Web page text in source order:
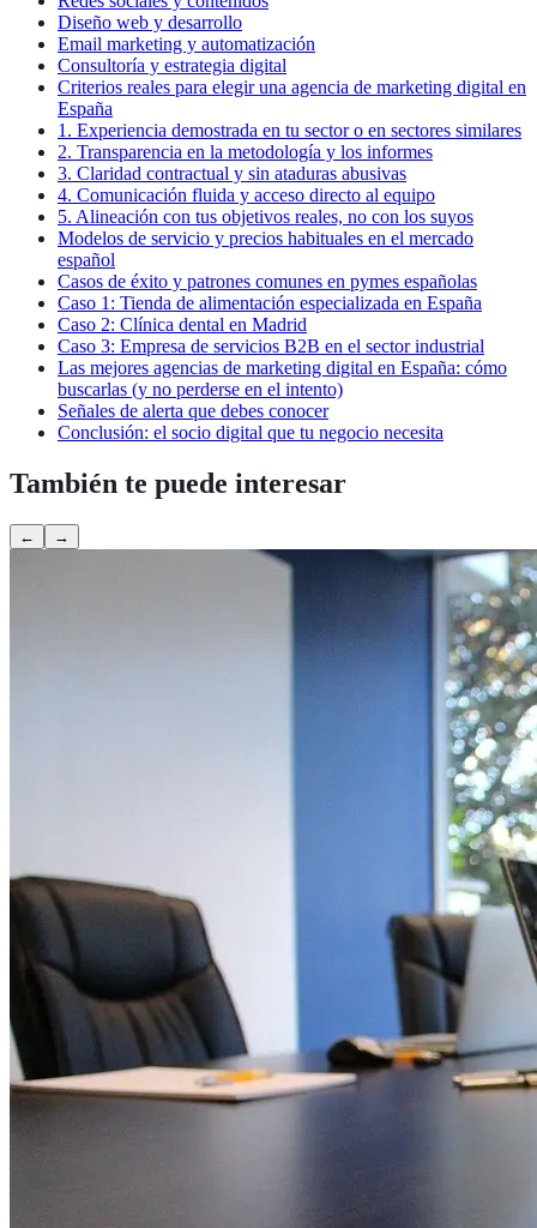
Diseño web y desarrollo
Email marketing y automatización
Consultoría y estrategia digital
Criterios reales para elegir una agencia de marketing digital en
España
1. Experiencia demostrada en tu sector o en sectores similares
2. Transparencia en la metodología y los informes
3. Claridad contractual y sin ataduras abusivas
4. Comunicación fluida y acceso directo al equipo
5. Alineación con tus objetivos reales, no con los suyos
Modelos de servicio y precios habituales en el mercado
español
Casos de éxito y patrones comunes en pymes españolas
Caso 1: Tienda de alimentación especializada en España
Caso 2: Clínica dental en Madrid
Caso 3: Empresa de servicios B2B en el sector industrial
Las mejores agencias de marketing digital en España: cómo
buscarlas (y no perderse en el intento)
Señales de alerta que debes conocer
Conclusión: el socio digital que tu negocio necesita
También te puede interesar
← →